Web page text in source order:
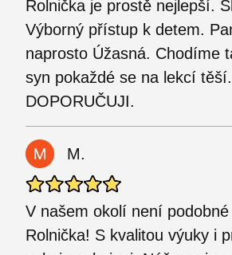
Rolnička je prostě nejlepší.
Výborný přístup k detem.
naprosto Úžasná. Chodíme
syn pokaždé se na lekcí
DOPORUČUJI.
M.
V našem okolí není
Rolnička! S kvalitou výuky i